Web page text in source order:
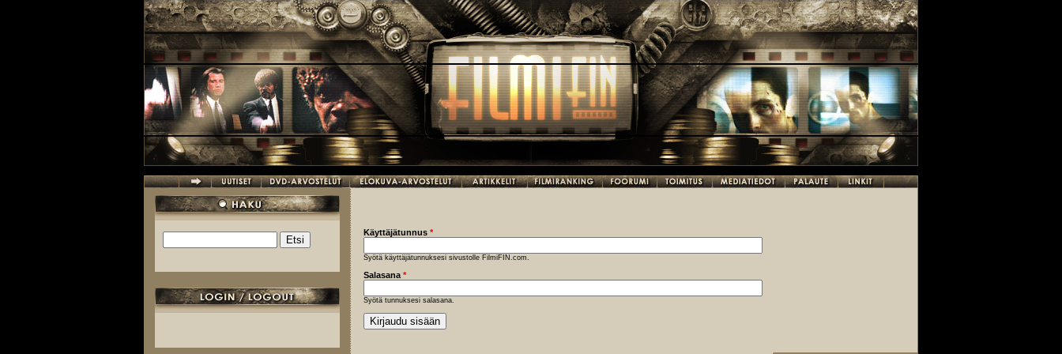
Hakulomake
Käyttäjätunnus *
Syötä käyttäjätunnuksesi sivustolle FilmiFIN.com.
Salasana *
Syötä tunnuksesi salasana.